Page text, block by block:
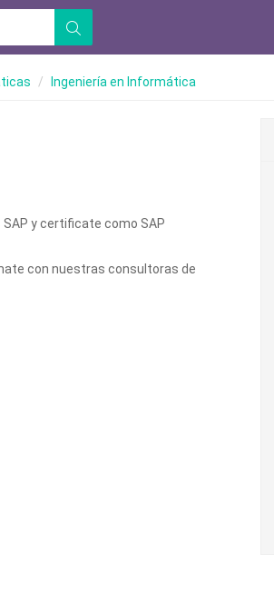
Ingeniería en Informática
y certificate como SAP
con nuestras consultoras de